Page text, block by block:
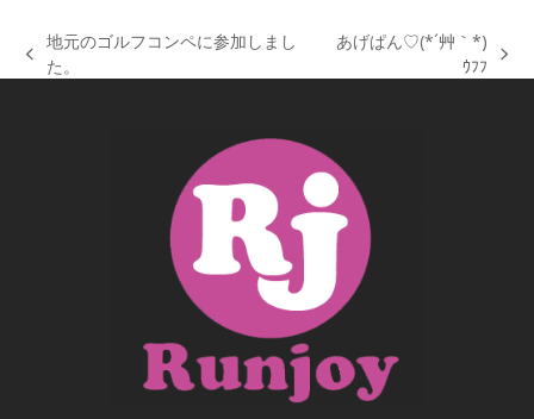
previous
地元のゴルフコンペに参加しまし
た。
あげぱん♡(*´艸｀*)
ｳﾌﾌ